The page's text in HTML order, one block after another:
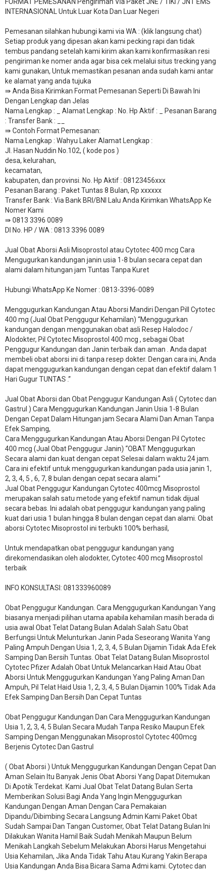
INTERNASIONAL Untuk Luar Kota Dan Luar Negeri
Pemesanan silahkan hubungi kami via WA : (klik langsung chat)
Setiap produk yang dipesan akan kami pecking rapi dan tidak
tembus pandang setelah kami kirim akan kami konfirmasikan resi
pengiriman ke nomer anda agar bisa cek melalui situs trecking yang
kami gunakan, Untuk memastikan pesanan anda sudah kami antar
ke alamat yang anda tujuka
⇛ Anda Bisa Kirimkan Format Pemesanan Seperti Di Bawah Ini
Dengan Lengkap dan Jelas
Nama Lengkap : _ Alamat Lengkap : No. Hp Aktif : _ Pesanan Barang
: Transfer Bank : __
​⇛ Contoh Format Pemesanan:
Nama Lengkap : Wahyu Laker Alamat Lengkap :
Jl. Hasan Nuddin No.102, ( kode pos )
desa, kelurahan,
kecamatan,
kabupaten, dan provinsi. No. Hp Aktif : 08123456xxx
Pesanan Barang : Paket Tuntas 8 Bulan, Rp xxxxxx
​Transfer Bank : Via Bank BRI/BNI Lalu Anda Kirimkan WhatsApp Ke
Nomer Kami
⇛ 0813 3396 0089
DI No. HP / WA : 0813 3396 0089
Jual Obat Aborsi Asli Misoprostol atau Cytotec 400 mcg Cara
Mengugurkan kandungan janin usia 1-8 bulan secara cepat dan
alami dalam hitungan jam Tuntas Tanpa Kuret
Hubungi WhatsApp Ke Nomer : 0813-3396-0089​
Menggugurkan Kandungan Atau Aborsi Mandiri Dengan Pill Cytotec
400 mg (Jual Obat Penggugur Kehamilan) “Menggugurkan
kandungan dengan menggunakan obat asli Resep Halodoc /
Alodokter, Pil Cytotec Misoprostol 400 mcg , sebagai Obat
Penggugur Kandungan dan Janin terbaik dan aman . Anda dapat
membeli obat aborsi ini di tanpa resep dokter. Dengan cara ini, Anda
dapat menggugurkan kandungan dengan cepat dan efektif dalam 1
Hari Gugur TUNTAS .”
Jual Obat Aborsi dan Obat Penggugur Kandungan Asli ( Cytotec dan
Gastrul ) Cara Menggugurkan Kandungan Janin Usia 1-8 Bulan
Dengan Cepat Dalam Hitungan jam Secara Alami Dan Aman Tanpa
Efek Samping,
Cara Menggugurkan Kandungan Atau Aborsi Dengan Pil Cytotec
400 mcg (Jual Obat Penggugur Janin) “OBAT Menggugurkan
Secara alami dan kuat dengan cepat Selesai dalam waktu 24 jam.
Cara ini efektif untuk menggugurkan kandungan pada usia janin 1,
2, 3, 4, 5 , 6, 7, 8 bulan dengan cepat secara alami.”
Jual Obat Penggugur Kandungan Cytotec 400mcg Misoprostol
merupakan salah satu metode yang efektif namun tidak dijual
secara bebas. Ini adalah obat penggugur kandungan yang paling
kuat dari usia 1 bulan hingga 8 bulan dengan cepat dan alami. Obat
aborsi Cytotec Misoprostol ini terbukti 100% berhasil,
Untuk mendapatkan obat penggugur kandungan yang
direkomendasikan oleh alodokter, Cytotec 400 mcg Misoprostol
terbaik
INFO KONSULTASI: 081333960089
​Obat Penggugur Kandungan. Cara Menggugurkan Kandungan Yang
biasanya menjadi pilihan utama apabila kehamilan masih berada di
usia awal Obat Telat Datang Bulan Adalah Salah Satu Obat
Berfungsi Untuk Melunturkan Janin Pada Seseorang Wanita Yang
Paling Ampuh Dengan Usia 1, 2, 3, 4, 5 Bulan Dijamin Tidak Ada Efek
Samping Dan Bersih Tuntas. Obat Telat Datang Bulan Misoprostol
Cytotec Pfizer Adalah Obat Untuk Melancarkan Haid Atau Obat
Aborsi Untuk Menggugurkan Kandungan Yang Paling Aman Dan
Ampuh, Pil Telat Haid Usia 1, 2, 3, 4, 5 Bulan Dijamin 100% Tidak Ada
Efek Samping Dan Bersih Dan Cepat Tuntas
Obat Penggugur Kandungan Dan Cara Menggugurkan Kandungan
Usia 1, 2, 3, 4, 5 Bulan Secara Mudah Tanpa Resiko Maupun Efek
Samping Dengan Menggunakan Misoprostol Cytotec 400mcg
Berjenis Cytotec Dan Gastrul
( Obat Aborsi ) Untuk Menggugurkan Kandungan Dengan Cepat Dan
Aman Selain Itu Banyak Jenis Obat Aborsi Yang Dapat Ditemukan
Di Apotik Terdekat. Kami Jual Obat Telat Datang Bulan Serta
Memberikan Solusi Bagi Anda Yang Ingin Menggugurkan
Kandungan Dengan Aman Dengan Cara Pemakaian
Dipandu/Dibimbing Secara Langsung Admin Kami Paket Obat
Sudah Sampai Dan Tangan Customer, Obat Telat Datang Bulan Ini
Dilakukan Wanita Hamil Baik Sudah Menikah Maupun Belum
Menikah Langkah Sebelum Melakukan Aborsi Harus Mengetahui
Usia Kehamilan, Jika Anda Tidak Tahu Atau Kurang Yakin Berapa
Usia Kandungan Anda Bisa Bicara Sama Admi kami. Cytotec dan